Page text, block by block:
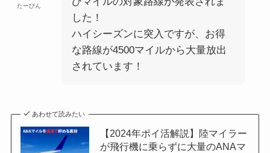
たーびん
した！
ハイシーズンに突入ですが、お得
な路線が4500マイルから大量放出
されています！
あわせて読みたい
【2024年ポイ活解説】陸マイラー
が飛行機に乗らずに大量のANAマ